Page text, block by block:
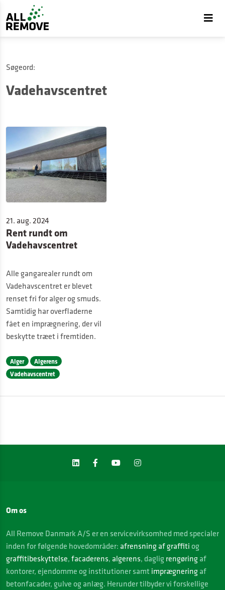
Søgeord:
Vadehavscentret
21. aug. 2024
Rent rundt om
Vadehavscentret
Alle gangarealer rundt om
Vadehavscentret er blevet
renset fri for alger og smuds.
Samtidig har overfladerne
fået en imprægnering, der vil
beskytte træet i fremtiden.
Alger
Algerens
Vadehavscentret
Om os
All Remove Danmark A/S er en servicevirksomhed med specialer
inden for følgende hovedområder: afrensning af graffiti og
graffitibeskyttelse, facaderens, algerens, daglig rengøring af
kontorer, ejendomme og institutioner samt imprægnering af
betonfacader, gulve og anlæg. Herunder tilbyder vi forskellige